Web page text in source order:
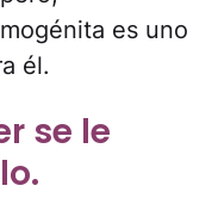
es uno
él.
se le